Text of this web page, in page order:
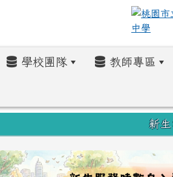
學校團隊 教師專區
新